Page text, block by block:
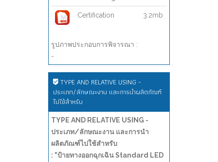
Certification 3.2mb
รูปภาพประกอบการพิจารณา :
-
TYPE AND RELATIVE USING -
ประเภท/ลักษณะงาน และการนำผลิตภัณฑ์
ไปใช้สำหรับ
TYPE AND RELATIVE USING -
ประเภท/ลักษณะงาน และการนำ
ผลิตภัณฑ์ไปใช้สำหรับ
: "ป้ายทางออกฉุกเฉิน Standard LED